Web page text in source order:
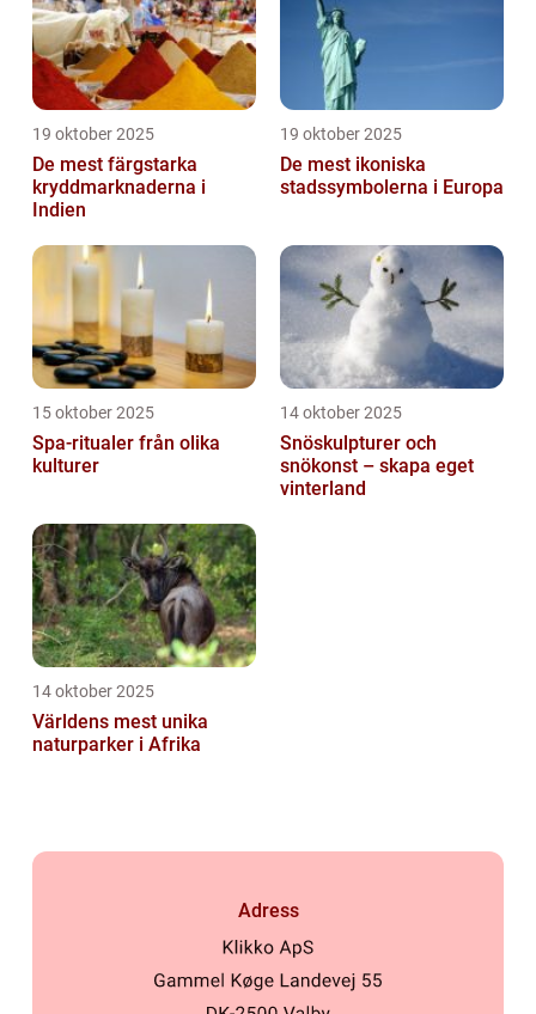
19 oktober 2025
De mest färgstarka
kryddmarknaderna i
Indien
19 oktober 2025
De mest ikoniska
stadssymbolerna i Europa
15 oktober 2025
Spa-ritualer från olika
kulturer
14 oktober 2025
Snöskulpturer och
snökonst – skapa eget
vinterland
14 oktober 2025
Världens mest unika
naturparker i Afrika
Adress